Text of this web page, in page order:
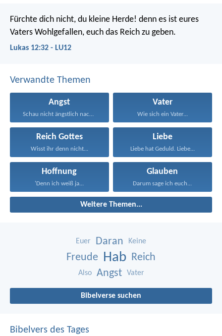
Fürchte dich nicht, du kleine Herde! denn es ist eures
Vaters Wohlgefallen, euch das Reich zu geben.
Lukas 12:32 - LU12
Verwandte Themen
Angst
Schau nicht ängstlich nach...
Vater
Wie sich ein Vater...
Reich Gottes
Wisst ihr denn nicht...
Liebe
Liebe hat Geduld. Liebe...
Hoffnung
'Denn ich weiß ja...
Glauben
Darum sage ich euch...
Weitere Themen...
Euer Daran Keine
Freude Hab Reich
Also Angst Vater
Bibelverse suchen
Bibelvers des Tages